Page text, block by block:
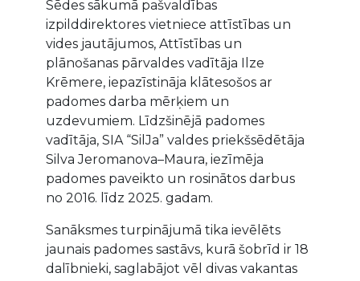
Sēdes sākumā pašvaldības
izpilddirektores vietniece attīstības un
vides jautājumos, Attīstības un
plānošanas pārvaldes vadītāja Ilze
Krēmere, iepazīstināja klātesošos ar
padomes darba mērķiem un
uzdevumiem. Līdzšinējā padomes
vadītāja, SIA “SilJa” valdes priekšsēdētāja
Silva Jeromanova–Maura, iezīmēja
padomes paveikto un rosinātos darbus
no 2016. līdz 2025. gadam.
Sanāksmes turpinājumā tika ievēlēts
jaunais padomes sastāvs, kurā šobrīd ir 18
dalībnieki, saglabājot vēl divas vakantas